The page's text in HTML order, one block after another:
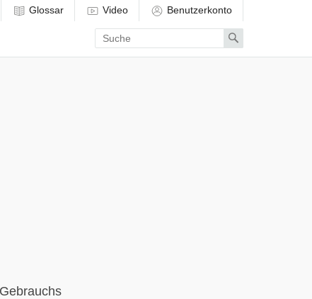
Glossar Video Benutzerkonto
Enter
search
term
Search